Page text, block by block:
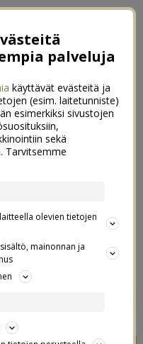
palveluja
käyttävät evästeitä ja
(esim. laitetunniste)
esimerkiksi sivustojen
sekä
Tarvitsemme
olevien tietojen
mainonnan ja